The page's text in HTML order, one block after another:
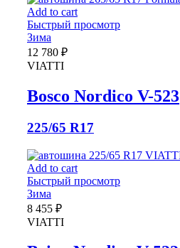
Add to cart
Быстрый просмотр
Зима
12 780 ₽
VIATTI
Bosco Nordico V-523
225/65 R17
Add to cart
Быстрый просмотр
Зима
8 455 ₽
VIATTI